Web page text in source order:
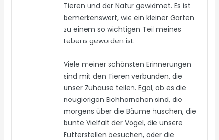
Tieren und der Natur gewidmet. Es ist
bemerkenswert, wie ein kleiner Garten
zu einem so wichtigen Teil meines
Lebens geworden ist.
Viele meiner schönsten Erinnerungen
sind mit den Tieren verbunden, die
unser Zuhause teilen. Egal, ob es die
neugierigen Eichhörnchen sind, die
morgens über die Bäume huschen, die
bunte Vielfalt der Vögel, die unsere
Futterstellen besuchen, oder die